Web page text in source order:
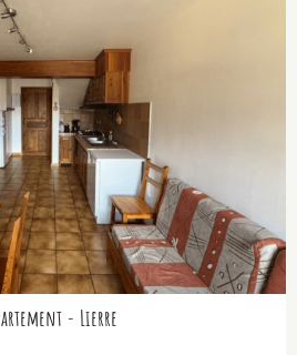
- Lierre